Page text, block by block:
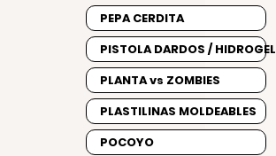
PEPA CERDITA
PISTOLA DARDOS / HIDROGEL
PLANTA vs ZOMBIES
PLASTILINAS MOLDEABLES
POCOYO